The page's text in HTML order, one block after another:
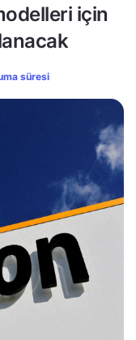
için
süresi